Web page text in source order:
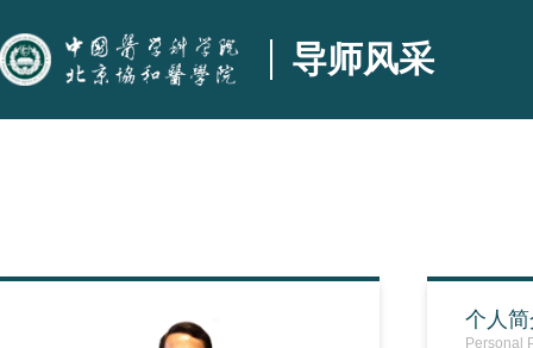
导师风采
个人
Personal